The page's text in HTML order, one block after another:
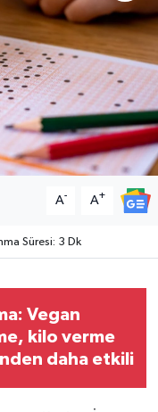
A- A+
Süresi: 3 Dk
Vegan
kilo verme
daha etkili